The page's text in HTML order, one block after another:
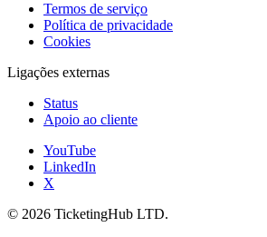
Termos de serviço
Política de privacidade
Cookies
Ligações externas
Status
Apoio ao cliente
YouTube
LinkedIn
X
© 2026 TicketingHub LTD.